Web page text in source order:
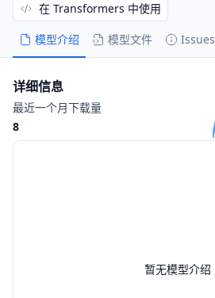
模型介绍 模型文件 Issues
在 Transformers 中使用
暂无模型介绍
详细信息
最近一个月下载量
8